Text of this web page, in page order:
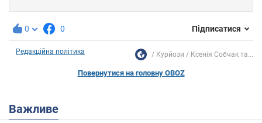
0 0 Підписатися
Редакційна політика Курйози Ксенія Собчак та...
Повернутися на головну OBOZ
Важливе